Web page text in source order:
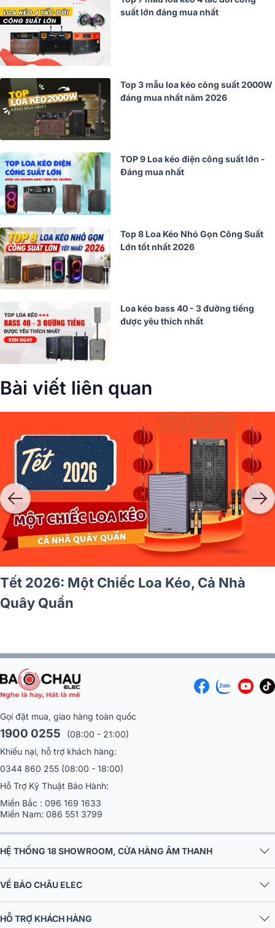
suất lớn đáng mua nhất
Top 3 mẫu loa kéo công suất 2000W
đáng mua nhất năm 2026
TOP 9 Loa kéo điện công suất lớn -
Đáng mua nhất
Top 8 Loa Kéo Nhỏ Gọn Công Suất
Lớn tốt nhất 2026
Loa kéo bass 40 - 3 đường tiếng
được yêu thích nhất
Bài viết liên quan
Tết 2026: Một Chiếc Loa Kéo, Cả Nhà
Quây Quần
Gọi đặt mua, giao hàng toàn quốc
1900 0255
(08:00 - 21:00)
Khiếu nại, hỗ trợ khách hàng:
0344 860 255 (08:00 - 18:00)
Hỗ Trợ Kỹ Thuật Bảo Hành:
Miền Bắc : 096 169 1633
Miền Nam: 086 551 3799
HỆ THỐNG 18 SHOWROOM, CỬA HÀNG ÂM THANH
VỀ BẢO CHÂU ELEC
HỖ TRỢ KHÁCH HÀNG